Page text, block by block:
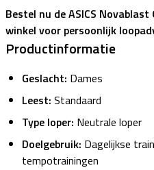
Bestel nu de ASICS
winkel voor persoonlijk
Productinformatie
Geslacht: Dames
Leest: Standaard
Type loper: Neutrale loper
Doelgebruik: Dagelijkse
tempotrainingen